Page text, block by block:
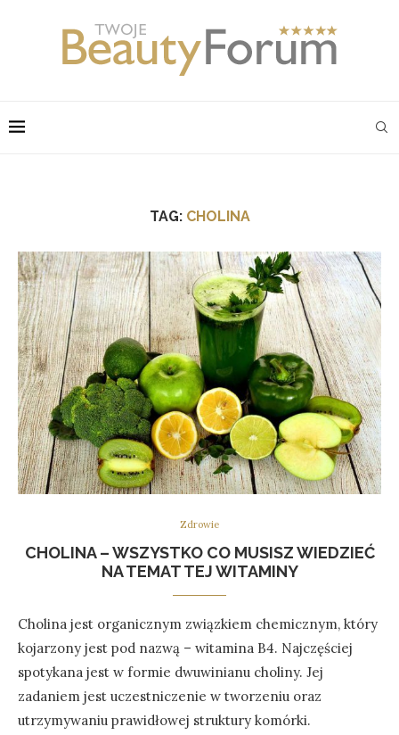
TAG: CHOLINA
Zdrowie
CHOLINA – WSZYSTKO CO MUSISZ WIEDZIEĆ
NA TEMAT TEJ WITAMINY
Cholina jest organicznym związkiem chemicznym, który
kojarzony jest pod nazwą – witamina B4. Najczęściej
spotykana jest w formie dwuwinianu choliny. Jej
zadaniem jest uczestniczenie w tworzeniu oraz
utrzymywaniu prawidłowej struktury komórki.